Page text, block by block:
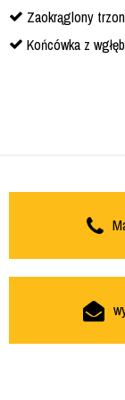
Zaokrąglony
Końcówka z